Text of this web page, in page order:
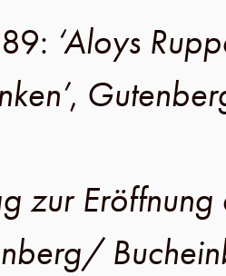
: ‘Aloys
,
zur Eröffnung